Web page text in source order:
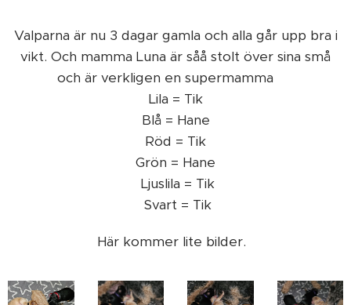
Valparna är nu 3 dagar gamla och alla går upp bra i
vikt. Och mamma Luna är såå stolt över sina små
och är verkligen en supermamma 🥰
Lila = Tik
Blå = Hane
Röd = Tik
Grön = Hane
Ljuslila = Tik
Svart = Tik
Här kommer lite bilder.